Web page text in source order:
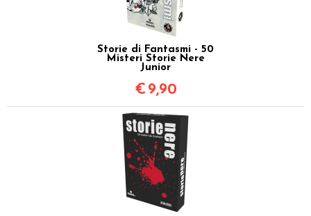
Storie di Fantasmi - 50
Misteri Storie Nere
Junior
€ 9,90